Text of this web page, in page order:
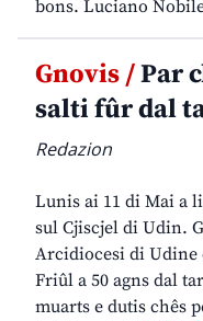
bons. Luciano
Gnovis /Par
salti fûr dal
Redazion
Lunis ai 11 di Mai a
sul Cjiscjel di Udin.
Arcidiocesi di Udine
Friûl a 50 agns dal
muarts e dutis chês